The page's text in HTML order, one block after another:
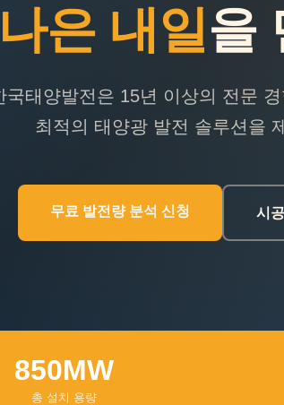
은 내일을
국태양발전은 15년 이상의 전문
최적의 태양광 발전 솔루션을
무료 발전량 분석 신청 시
850MW
총 설치 용량